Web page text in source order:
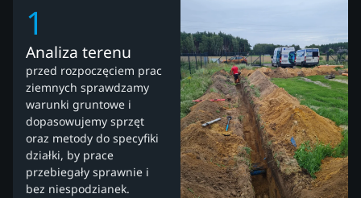
1
Analiza terenu
przed rozpoczęciem prac
ziemnych sprawdzamy
warunki gruntowe i
dopasowujemy sprzęt
oraz metody do specyfiki
działki, by prace
przebiegały sprawnie i
bez niespodzianek.